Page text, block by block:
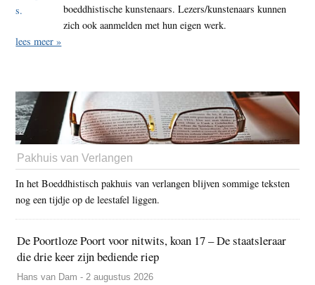
boeddhistische kunstenaars. Lezers/kunstenaars kunnen
zich ook aanmelden met hun eigen werk.
lees meer »
Pakhuis van Verlangen
In het Boeddhistisch pakhuis van verlangen blijven sommige teksten
nog een tijdje op de leestafel liggen.
De Poortloze Poort voor nitwits, koan 17 – De staatsleraar
die drie keer zijn bediende riep
Hans van Dam - 2 augustus 2026